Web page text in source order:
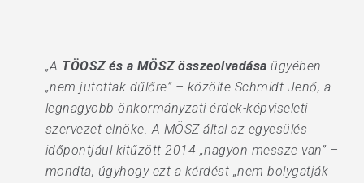
„A TÖOSZ és a MÖSZ összeolvadása ügyében
„nem jutottak dűlőre” – közölte Schmidt Jenő, a
legnagyobb önkormányzati érdek-képviseleti
szervezet elnöke. A MÖSZ által az egyesülés
időpontjául kitűzött 2014 „nagyon messze van” –
mondta, úgyhogy ezt a kérdést „nem bolygatják